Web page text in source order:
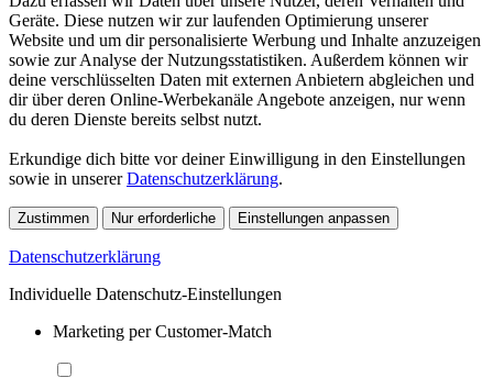
Geräte. Diese nutzen wir zur laufenden Optimierung unserer
Website und um dir personalisierte Werbung und Inhalte anzuzeigen
sowie zur Analyse der Nutzungsstatistiken. Außerdem können wir
deine verschlüsselten Daten mit externen Anbietern abgleichen und
dir über deren Online-Werbekanäle Angebote anzeigen, nur wenn
du deren Dienste bereits selbst nutzt.
Erkundige dich bitte vor deiner Einwilligung in den Einstellungen
sowie in unsererDatenschutzerklärung.
Zustimmen Nur erforderliche Einstellungen anpassen
Datenschutzerklärung
Individuelle Datenschutz-Einstellungen
Marketing per Customer-Match